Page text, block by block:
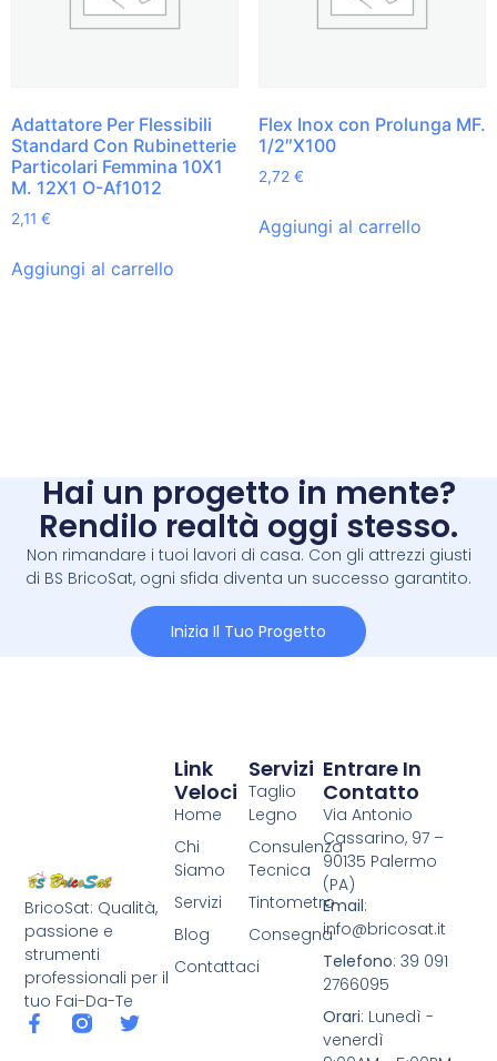
Adattatore Per Flessibili
Standard Con Rubinetterie
Particolari Femmina 10X1
M. 12X1 O-Af1012
2,11 €
Aggiungi al carrello
Flex Inox con Prolunga MF.
1/2″X100
2,72 €
Aggiungi al carrello
Hai un progetto in mente?
Rendilo realtà oggi stesso.
Non rimandare i tuoi lavori di casa. Con gli attrezzi giusti
di BS BricoSat, ogni sfida diventa un successo garantito.
Inizia Il Tuo Progetto
BricoSat: Qualità,
passione e
strumenti
professionali per il
tuo Fai-Da-Te
Servizi
Taglio
Legno
Consulenza
Tecnica
Tintometro
Consegna
Link
Veloci
Home
Chi
Siamo
Servizi
Blog
Contattaci
Entrare In
Contatto
Via Antonio
Cassarino, 97 –
90135 Palermo
(PA)
Email:
info@bricosat.it
Telefono: 39 091
2766095
Orari: Lunedì -
venerdì